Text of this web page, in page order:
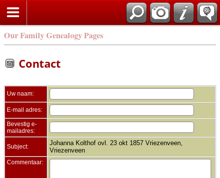
Our Family Genealogy Pages
Contact
Uw naam:
E-mail adres:
Bevestig e-
mailadres:
Subject:
Johanna Kolthof ovl. 23 okt 1857 Vriezenveen,
Vriezenveen
Commentaar: